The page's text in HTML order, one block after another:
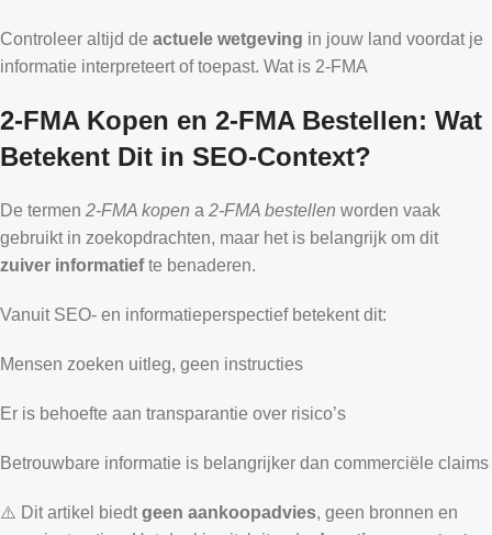
Controleer altijd de actuele wetgeving in jouw land voordat je
informatie interpreteert of toepast. Wat is 2-FMA
2-FMA Kopen en 2-FMA Bestellen: Wat
Betekent Dit in SEO-Context?
De termen 2-FMA kopen a 2-FMA bestellen worden vaak
gebruikt in zoekopdrachten, maar het is belangrijk om dit
zuiver informatiefte benaderen.
Vanuit SEO- en informatieperspectief betekent dit:
Mensen zoeken uitleg, geen instructies
Er is behoefte aan transparantie over risico’s
Betrouwbare informatie is belangrijker dan commerciële claims
⚠️ Dit artikel biedtgeen aankoopadvies, geen bronnen en